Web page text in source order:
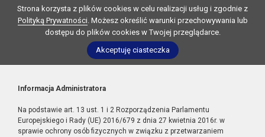
Strona korzysta z plików cookies w celu realizacji usług i zgodnie z
Polityką Prywatności. Możesz określić warunki przechowywania lub
dostępu do plików cookies w Twojej przeglądarce.
Akceptuję ciasteczka
Informacja Administratora
Na podstawie art. 13 ust. 1 i 2 Rozporządzenia Parlamentu
Europejskiego i Rady (UE) 2016/679 z dnia 27 kwietnia 2016r. w
sprawie ochrony osób fizycznych w związku z przetwarzaniem